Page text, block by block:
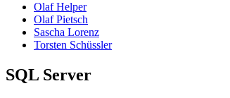
Olaf Helper
Olaf Pietsch
Sascha Lorenz
Torsten Schüssler
SQL Server